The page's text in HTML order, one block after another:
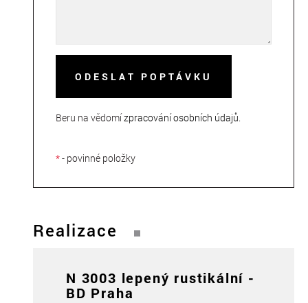
ODESLAT POPTÁVKU
Beru na vědomízpracování osobních údajů.
*- povinné položky
Realizace
N 3003 lepený rustikální -
BD Praha